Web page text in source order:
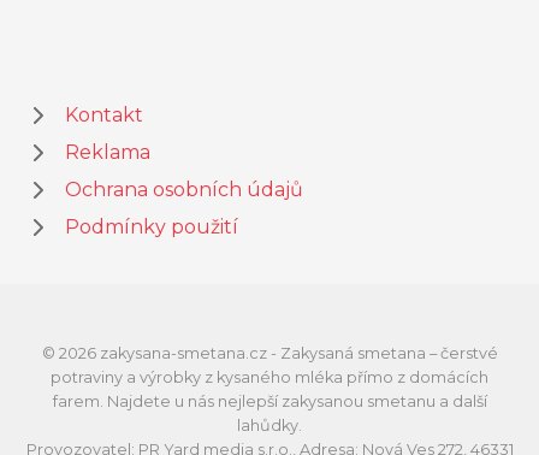
Kontakt
Reklama
Ochrana osobních údajů
Podmínky použití
© 2026 zakysana-smetana.cz - Zakysaná smetana – čerstvé
potraviny a výrobky z kysaného mléka přímo z domácích
farem. Najdete u nás nejlepší zakysanou smetanu a další
lahůdky.
Provozovatel: PR Yard media s.r.o., Adresa: Nová Ves 272, 46331